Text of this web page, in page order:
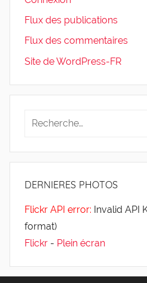
Flux des publications
Flux des commentaires
Site de WordPress-FR
DERNIERES PHOTOS
Flickr API error: Invalid API
format)
Flickr - Plein écran